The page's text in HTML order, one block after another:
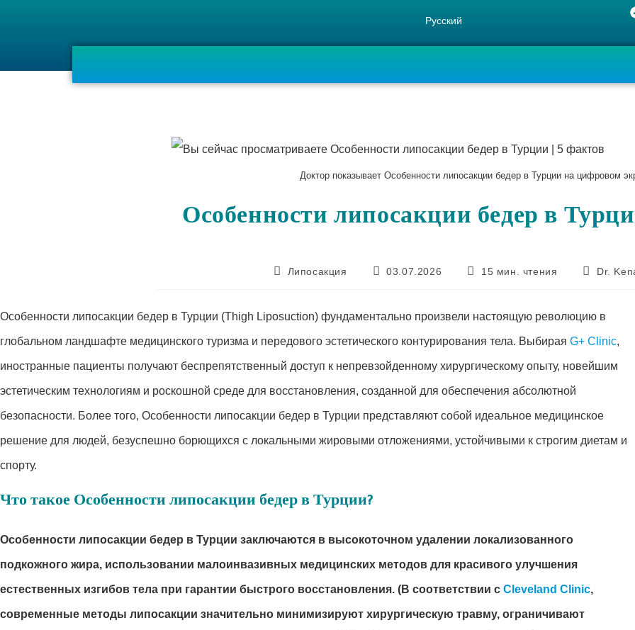
Русский
Доктор показывает Особенности липосакции бедер в Турции на цифровом
Особенности липосакции бедер в
Липосакция 03.07.2026 15 мин. чтения Dr.
Особенности липосакции бедер в Турции (Thigh Liposuction) фундаментально произвели настоящую революцию в
глобальном ландшафте медицинского туризма и передового эстетического контурирования тела. Выбирая G+ Clinic,
иностранные пациенты получают беспрепятственный доступ к непревзойденному хирургическому опыту, новейшим
эстетическим технологиям и роскошной среде для восстановления, созданной для обеспечения абсолютной
безопасности. Более того, Особенности липосакции бедер в Турции представляют собой идеальное медицинское
решение для людей, безуспешно борющихся с локальными жировыми отложениями, устойчивыми к строгим диетам и
спорту.
Что такое Особенности липосакции бедер в Турции?
Особенности липосакции бедер в Турции заключаются в высокоточном удалении локализованного
подкожного жира, использовании малоинвазивных медицинских методов для красивого улучшения
естественных изгибов тела при гарантии быстрого восстановления. (В соответствии с Cleveland Clinic,
современные методы липосакции значительно минимизируют хирургическую травму, ограничивают